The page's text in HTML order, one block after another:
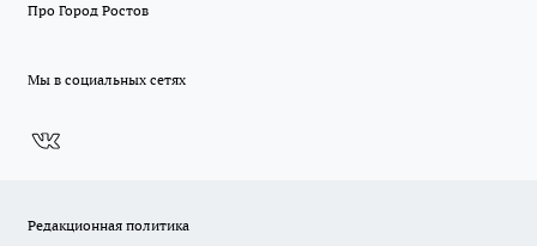
Про Город Ростов
Мы в социальных сетях
Редакционная политика